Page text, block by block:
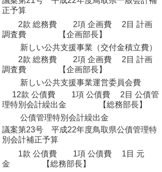
正予算
2款 総務費 2項 企画費 2目 計画
調査費 【企画部長】
新しい公共支援事業（交付金積立費）
2款 総務費 2項 企画費 2目 計画
調査費 【企画部長】
新しい公共支援事業運営委員会費
12款 公債費 1項 公債費 2目 公債管
理特別会計繰出金 【総務部長】
公債管理特別会計繰出金
議案第23号 平成22年度鳥取県公債管理特
別会計補正予算
1款 公債費 1項 公債費 1目 元
金 【総務部長】